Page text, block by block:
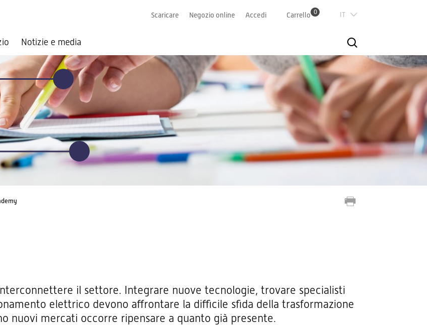
Notizie e media
Scaricare Negozio online Accedi Carrello 0
il settore. Integrare nuove tecnologie, trovare specialisti
elettrico devono affrontare la difficile sfida della trasformazione
nuovi mercati occorre ripensare a quanto già presente.